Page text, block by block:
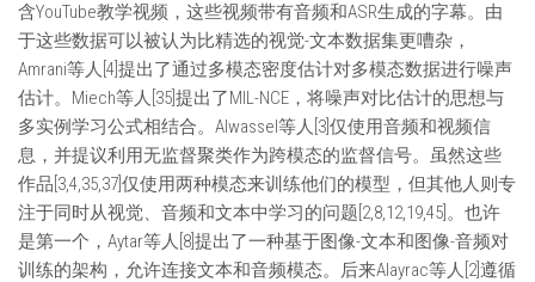
含YouTube教学视频，这些视频带有音频和ASR生成的字幕。由
于这些数据可以被认为比精选的视觉-文本数据集更嘈杂，
Amrani等人[4]提出了通过多模态密度估计对多模态数据进行噪声
估计。Miech等人[35]提出了MIL-NCE，将噪声对比估计的思想与
多实例学习公式相结合。Alwassel等人[3]仅使用音频和视频信
息，并提议利用无监督聚类作为跨模态的监督信号。虽然这些
作品[3,4,35,37]仅使用两种模态来训练他们的模型，但其他人则专
注于同时从视觉、音频和文本中学习的问题[2,8,12,19,45]。也许
是第一个，Aytar等人[8]提出了一种基于图像-文本和图像-音频对
训练的架构，允许连接文本和音频模态。后来Alayrac等人[2]遵循